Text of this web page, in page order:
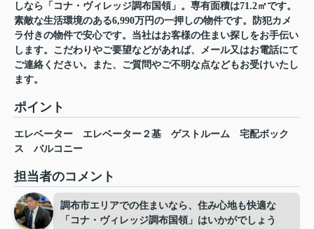
しなら「コナ・ヴィレッジ調布国領」。専有面積は71.2㎡です。
素敵な生活環境のある6,990万円の一押しの物件です。防犯カメ
ラ付きの物件で安心です。当社はお客様の住まい探しをお手伝い
します。こだわりやご要望などがあれば、メール又はお電話にて
ご連絡ください。また、ご質問やご不明な点などもお受けいたし
ます。
ポイント
エレベーター エレベーター２基 ゲストルーム
宅配ボック
ス
バルコニー
担当者のコメント
調布市エリアでの住まいなら、住み心地も快適な
「コナ・ヴィレッジ調布国領」はいかがでしょう